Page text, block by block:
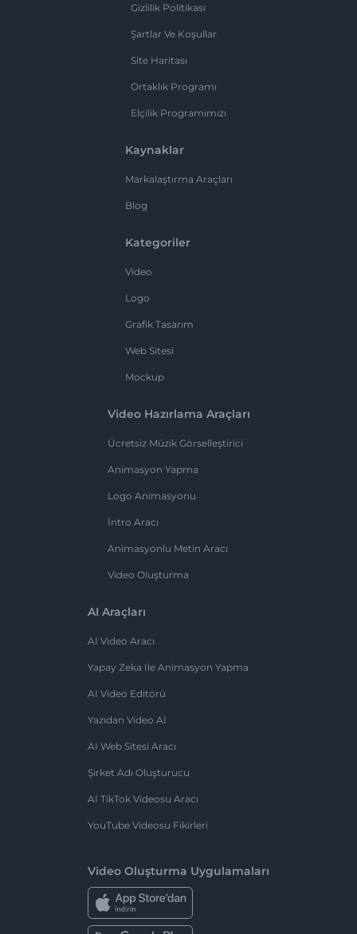
Gizlilik Politikası
Şartlar Ve Koşullar
Site Haritası
Ortaklık Programı
Elçilik Programımızı
Kaynaklar
Markalaştırma Araçları
Blog
Kategoriler
Video
Logo
Grafik Tasarım
Web Sitesi
Mockup
Video Hazırlama Araçları
Ücretsiz Müzik Görselleştirici
Animasyon Yapma
Logo Animasyonu
İntro Aracı
Animasyonlu Metin Aracı
Video Oluşturma
AI Araçları
AI Video Aracı
Yapay Zeka Ile Animasyon Yapma
AI Video Editörü
Yazıdan Video AI
AI Web Sitesi Aracı
Şirket Adı Oluşturucu
AI TikTok Videosu Aracı
YouTube Videosu Fikirleri
Video Oluşturma Uygulamaları